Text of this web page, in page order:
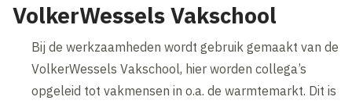
VolkerWessels Vakschool
Bij de werkzaamheden wordt gebruik gemaakt van de
VolkerWessels Vakschool, hier worden collega’s
opgeleid tot vakmensen in o.a. de warmtemarkt. Dit is